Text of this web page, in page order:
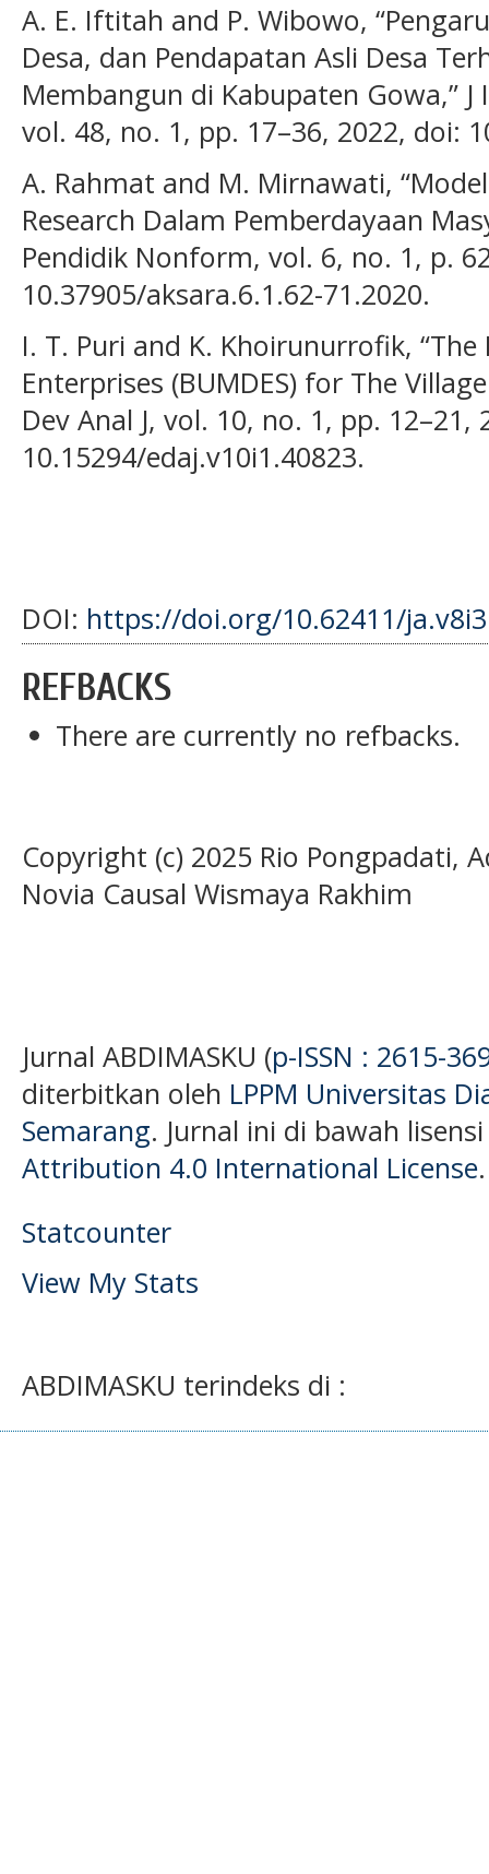
A. E. Iftitah and P. Wibowo,
Desa, dan Pendapatan Asli Desa
Membangun di Kabupaten Gowa,”
vol. 48, no. 1, pp. 17–36, 2022, doi:
A. Rahmat and M. Mirnawati,
Research Dalam Pemberdayaan
Pendidik Nonform, vol. 6, no. 1, p.
10.37905/aksara.6.1.62-71.2020.
I. T. Puri and K. Khoirunurrofik,
Enterprises (BUMDES) for The
Dev Anal J, vol. 10, no. 1, pp. 12–21,
10.15294/edaj.v10i1.40823.
DOI: https://doi.org/10.62411/
REFBACKS
There are currently no refbacks.
Copyright (c) 2025 Rio Pongpadati,
Novia Causal Wismaya Rakhim
Jurnal ABDIMASKU (p-ISSN : 2615-
diterbitkan oleh LPPM Universitas
Semarang. Jurnal ini di bawah
Attribution 4.0 International License.
Statcounter
View My Stats
ABDIMASKU terindeks di :